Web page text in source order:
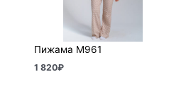
Пижама М961
1 820₽